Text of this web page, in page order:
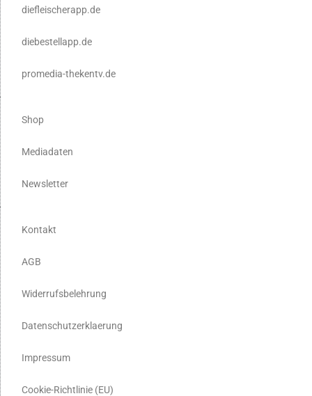
diefleischerapp.de
diebestellapp.de
promedia-thekentv.de
Shop
Mediadaten
Newsletter
Kontakt
AGB
Widerrufsbelehrung
Datenschutzerklaerung
Impressum
Cookie-Richtlinie (EU)